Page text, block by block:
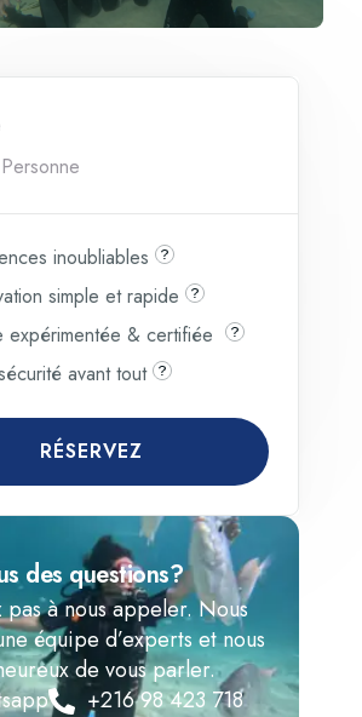
inoubliables
simple et rapide
expérimentée & certifiée
avant tout
RÉSERVEZ
des questions?
pas à nous appeler. Nous
équipe d’experts et nous
de vous parler.
+216 98 423 718